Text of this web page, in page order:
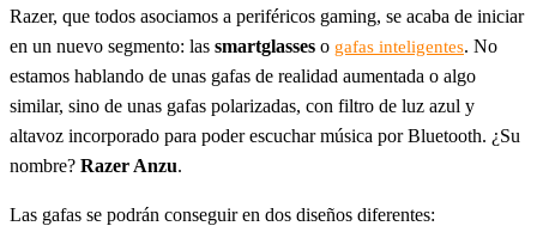
Razer, que todos asociamos a periféricos gaming, se acaba de iniciar
en un nuevo segmento: las smartglasses o gafas inteligentes. No
estamos hablando de unas gafas de realidad aumentada o algo
similar, sino de unas gafas polarizadas, con filtro de luz azul y
altavoz incorporado para poder escuchar música por Bluetooth. ¿Su
nombre? Razer Anzu.
Las gafas se podrán conseguir en dos diseños diferentes: